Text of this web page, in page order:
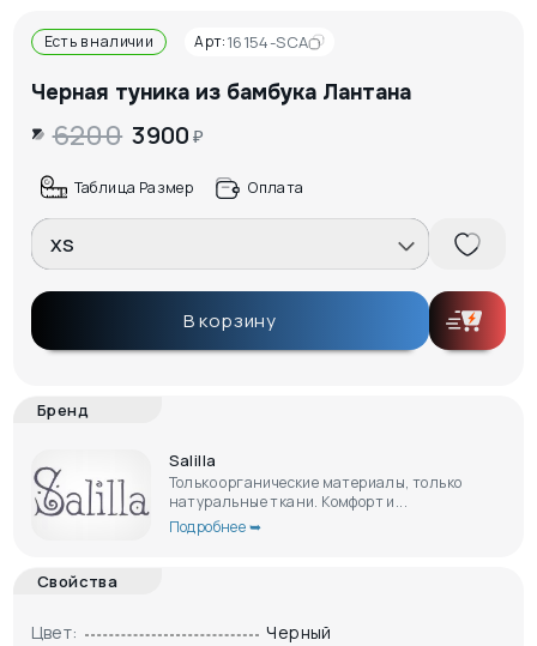
Есть в наличии Арт:16154-SCA
Черная туника из бамбука Лантана
6200 3900₽
Таблица Размер Оплата
XS
В корзину
Бренд
Salilla
Только органические материалы, только
натуральные ткани. Комфорт и...
Подробнее ➥
Свойства
Цвет:
Черный